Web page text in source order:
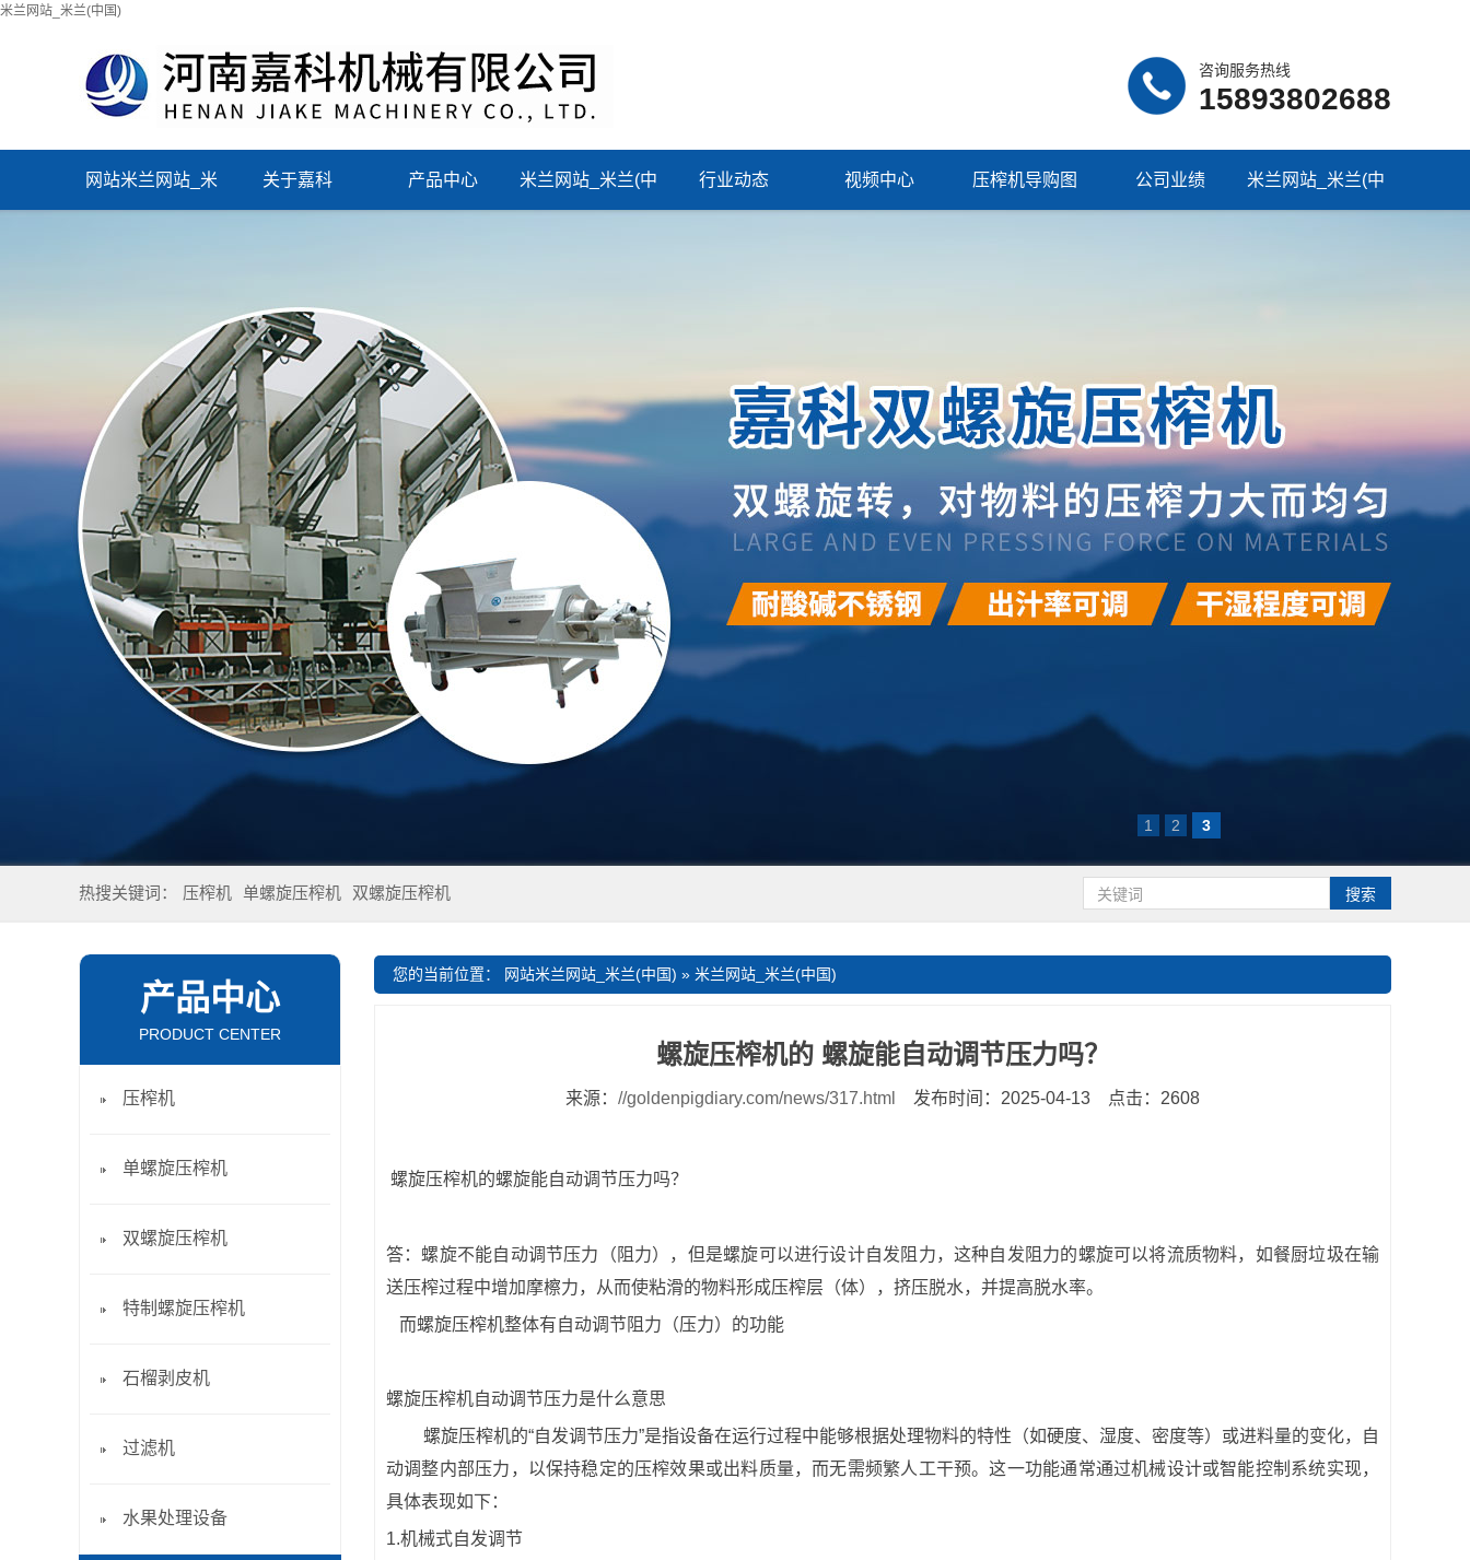
米兰网站_米兰(中国)
咨询服务热线
15893802688
网站米兰网站_米 关于嘉科 产品中心 米兰网站_米兰(中 行业动态 视频中心 压榨机导购图 公司业绩 米兰网站_米兰(中
1 2 3
热搜关键词： 压榨机 单螺旋压榨机 双螺旋压榨机
您的当前位置： 网站米兰网站_米兰(中国) » 米兰网站_米兰(中国)
螺旋压榨机的 螺旋能自动调节压力吗？
来源： //goldenpigdiary.com/news/317.html 发布时间：2025-04-13 点击：2608
螺旋压榨机的螺旋能自动调节压力吗？
答：螺旋不能自动调节压力（阻力），但是螺旋可以进行设计自发阻力，这种自发阻力的螺旋可以将流质物料，如餐厨垃圾在输
送压榨过程中增加摩檫力，从而使粘滑的物料形成压榨层（体），挤压脱水，并提高脱水率。
而螺旋压榨机整体有自动调节阻力（压力）的功能
螺旋压榨机自动调节压力是什么意思
螺旋压榨机的“自发调节压力”是指设备在运行过程中能够根据处理物料的特性（如硬度、湿度、密度等）或进料量的变化，自
动调整内部压力，以保持稳定的压榨效果或出料质量，而无需频繁人工干预。这一功能通常通过机械设计或智能控制系统实现，
具体表现如下：
1.机械式自发调节
产品中心
PRODUCT CENTER
压榨机
单螺旋压榨机
双螺旋压榨机
特制螺旋压榨机
石榴剥皮机
过滤机
水果处理设备